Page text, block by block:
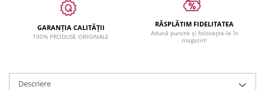
GARANȚIA CALITĂȚII
100% PRODUSE ORIGINALE
RĂSPLĂTIM FIDELITATEA
Adună puncte și folosește-le în
magazin!
Descriere